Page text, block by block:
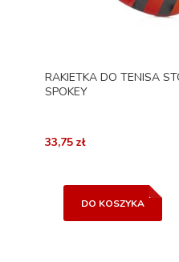
RAKIETKA DO TENISA
SPOKEY
33,75 zł
DO KOSZYKA